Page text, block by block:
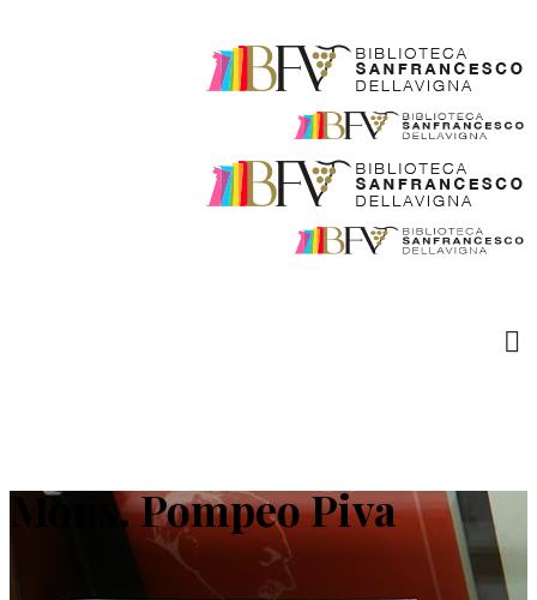
Mons. Pompeo Piva